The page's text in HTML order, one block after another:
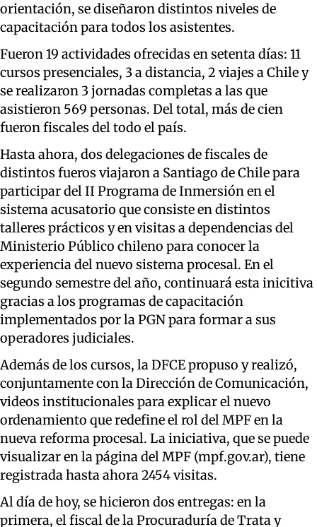
orientación, se diseñaron distintos niveles de
capacitación para todos los asistentes.
Fueron 19 actividades ofrecidas en setenta días: 11
cursos presenciales, 3 a distancia, 2 viajes a Chile y
se realizaron 3 jornadas completas a las que
asistieron 569 personas. Del total, más de cien
fueron fiscales del todo el país.
Hasta ahora, dos delegaciones de fiscales de
distintos fueros viajaron a Santiago de Chile para
participar del II Programa de Inmersión en el
sistema acusatorio que consiste en distintos
talleres prácticos y en visitas a dependencias del
Ministerio Público chileno para conocer la
experiencia del nuevo sistema procesal. En el
segundo semestre del año, continuará esta inicitiva
gracias a los programas de capacitación
implementados por la PGN para formar a sus
operadores judiciales.
Además de los cursos, la DFCE propuso y realizó,
conjuntamente con la Dirección de Comunicación,
videos institucionales para explicar el nuevo
ordenamiento que redefine el rol del MPF en la
nueva reforma procesal. La iniciativa, que se puede
visualizar en la página del MPF (mpf.gov.ar), tiene
registrada hasta ahora 2454 visitas.
Al día de hoy, se hicieron dos entregas: en la
primera, el fiscal de la Procuraduría de Trata y